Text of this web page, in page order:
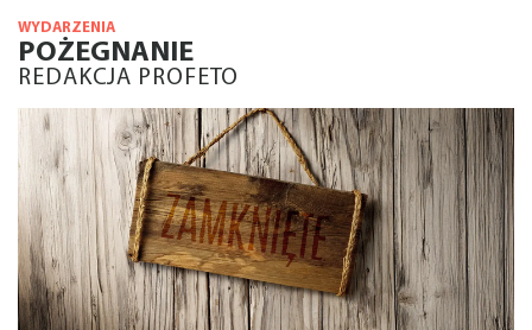
WYDARZENIA
POŻEGNANIE
REDAKCJA PROFETO